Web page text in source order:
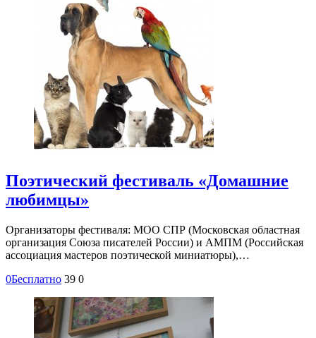
Поэтический фестиваль «Домашние
любимцы»
Организаторы фестиваля: МОО СПР (Московская областная
организация Союза писателей России) и АМПМ (Российская
ассоциация мастеров поэтической миниатюры),…
0Бесплатно 39 0